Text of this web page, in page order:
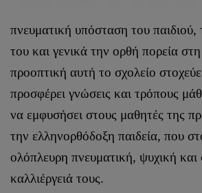
πνευματική υπόσταση του
του και γενικά την ορθή πορεία
προοπτική αυτή το σχολείο
προσφέρει γνώσεις και τρόπους
να εμφυσήσει στους μαθητές της
την ελληνορθόδοξη παιδεία, που
ολόπλευρη πνευματική, ψυχική
καλλιέργειά τους.